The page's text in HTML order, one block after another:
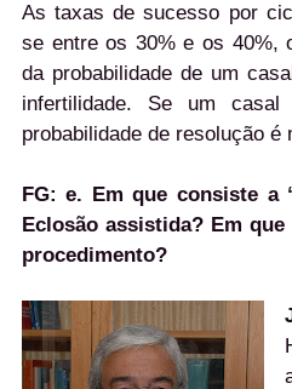
As taxas de sucesso por
se entre os 30% e os 40%,
da probabilidade de um
infertilidade. Se um
probabilidade de resolução é
FG:e. Em que consiste a
Eclosão assistida? Em
procedimento?